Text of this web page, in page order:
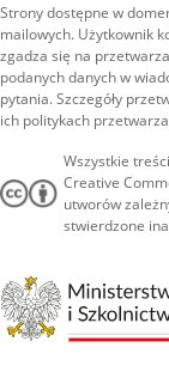
Strony dostępne w
mailowych. Użytkownik
zgadza się na
podanych danych w
pytania. Szczegóły
ich politykach
Wszystkie
Creative
utworów
stwierdzone